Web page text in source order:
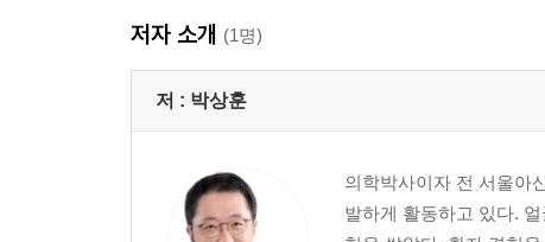
평화로운 나르시시스트 KUPI“나 정도면 됐지, 안 그
화려한 행동가 KUNA“최신 트렌드는 나에게 물어봐
현실적 이상주의자 KUNI“닿을 수 없다면 포기해야
고뇌하는 방황가 KONA“이게 다 외모지상주의 때
선택적 개인주의자 KONI
저자 소개 (1명)
저 : 박상훈
의학박사이자 전 서울아
발하게 활동하고 있다.